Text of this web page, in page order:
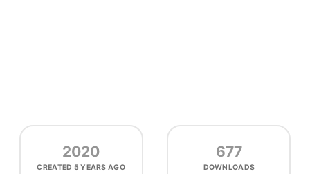
2020
CREATED 5 YEARS AGO
677
DOWNLOADS